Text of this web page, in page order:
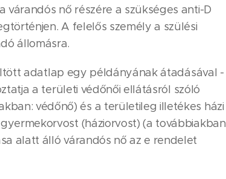
nő részére a szükséges anti-D
A felelős személy a szülési
állomásra.
adatlap egy példányának átadásával -
a területi védőnői ellátásról szóló
védőnő) és a területileg illetékes házi
(háziorvost) (a továbbiakban
alatt álló várandós nő az e rendelet